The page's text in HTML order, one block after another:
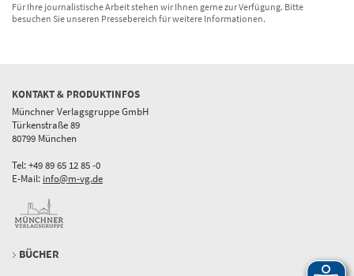
Für Ihre journalistische Arbeit stehen wir Ihnen gerne zur Verfügung. Bitte
besuchen Sie unseren Pressebereich für weitere Informationen.
KONTAKT & PRODUKTINFOS
Münchner Verlagsgruppe GmbH
Türkenstraße 89
80799 München
Tel: +49 89 65 12 85 -0
E-Mail: info@m-vg.de
BÜCHER